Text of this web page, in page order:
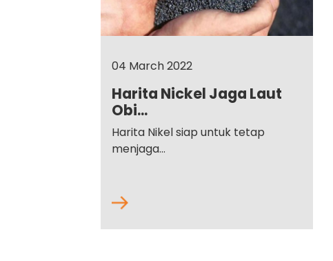
04 March 2022
Harita Nickel Jaga Laut
Obi...
Harita Nikel siap untuk tetap
menjaga...